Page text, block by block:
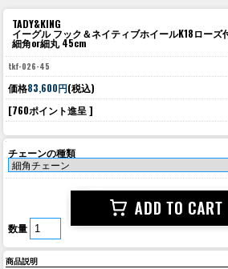
TADY&KING
イーグル フック＆ネイティブホイールK18ローズ
細角or細丸 45cm
tkf-026-45
価格83,600円(税込)
[760ポイント進呈 ]
チェーンの種類
数量
商品説明